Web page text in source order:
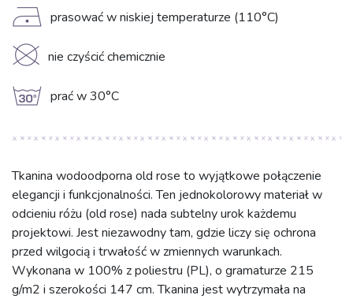
D prasować w niskiej temperaturze (110°C)
K nie czyścić chemicznie
g prać w 30°C
Tkanina wodoodporna old rose to wyjątkowe połączenie
elegancji i funkcjonalności. Ten jednokolorowy materiał w
odcieniu różu (old rose) nada subtelny urok każdemu
projektowi. Jest niezawodny tam, gdzie liczy się ochrona
przed wilgocią i trwałość w zmiennych warunkach.
Wykonana w 100% z poliestru (PL), o gramaturze 215
g/m2 i szerokości 147 cm. Tkanina jest wytrzymała na